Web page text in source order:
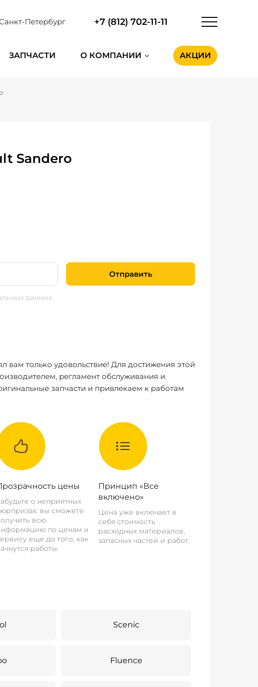
Санкт-Петербург +7 (812) 702-11-11
ЗАПЧАСТИ О КОМПАНИИ АКЦИИ
Sandero
Отправить
данных
вам только удовольствие! Для достижения этой
регламент обслуживания и
запчасти и привлекаем к работам
цены
о неприятных
вы сможете
всю
по ценам и
еще до того, как
работы.
Принцип «Все
включено»
Цена уже включает в
себя стоимость
расходных материалов,
запасных частей и работ.
Scenic
Fluence